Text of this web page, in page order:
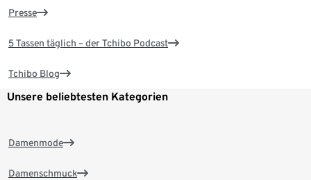
Presse
5 Tassen täglich – der Tchibo Podcast
Tchibo Blog
Unsere beliebtesten Kategorien
Damenmode
Damenschmuck